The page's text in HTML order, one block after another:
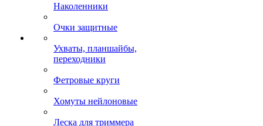
Наколенники
Очки защитные
Ухваты, планшайбы,
переходники
Фетровые круги
Хомуты нейлоновые
Леска для триммера